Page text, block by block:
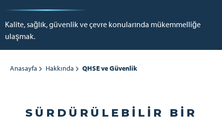
Kalite, sağlık, güvenlik ve çevre konularında mükemmelliğe
ulaşmak.
Anasayfa Hakkında QHSE ve Güvenlik
SÜRDÜRÜLEBILIR BIR